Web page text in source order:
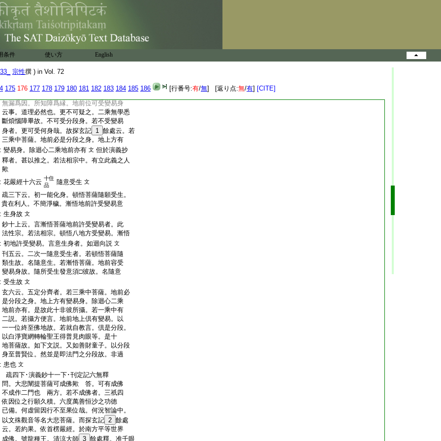
条件 使い方 English
宗性撰 ) in Vol. 72
175 176 177 178 179 180 181 182 183 184 185 186 [行番号:有/無] [返り点:無/有] [CITE]
問。法相宗意。漸悟菩薩地前可受變易身歟
答。可受變易身也 兩方。若地前受變易
身者。演義抄中。解漸悟地前許受變易意生
身故之疏釋云。言漸悟菩薩地前許受變易
者。此法性宗。若法相宗。頓悟八地方受變易。
漸悟初地許受變易 文
如此釋者。法相宗漸悟
學迴心向大之時。於地前位必可受變易身
也。如何
無漏爲因。所知障爲縁。地前位可受變易身
云事。道理必然也。更不可疑之。二乘無學悉
斷煩惱障畢故。不可受分段身。若不受變易
身者。更可受何身哉。故探玄記 1 餘處云。若
三乘中菩薩。地前必是分段之身。地上方有
變易身。除迴心二乘地前亦有 文 但於演義抄
釋者。甚以推之。若法相宗中。有立此義之人
歟
花嚴經十六云 十住
品
隨意受生 文
疏三下云。初一能化身。頓悟菩薩隨願受生。
貴在利人。不簡淨穢。漸悟地前許受變易意
生身故 文
鈔十上云。言漸悟菩薩地前許受變易者。此
法性宗。若法相宗。頓悟八地方受變易。漸悟
初地許受變易。言意生身者。如迴向説 文
刊五云。二次一隨意受生者。若頓悟菩薩隨
類生故。名隨意生。若漸悟菩薩。地前容受
變易身故。隨所受生發意須□彼故。名隨意
受生故 文
玄六云。五定分齊者。若三乘中菩薩。地前必
是分段之身。地上方有變易身。除迴心二乘
地前亦有。是故此十非彼所攝。若一乘中有
二説。若攝方便言。地前地上倶有變易。以
一一位終至佛地故。若就自教言。倶是分段。
以白淨寶網轉輪聖王得普見肉眼等。是十
地菩薩故。如下文説。又如善財童子。以分段
身至普賢位。然並是即法門之分段故。非過
患也 文
疏四下･演義鈔十一下･刊定記六無釋
問。大悲闡提菩薩可成佛歟 答。可有成佛
不成作二門也 兩方。若不成佛者。三祇四
依因位之行願久積。六度萬善恒沙之功徳
已備。何虚留因行不至果位哉。何況智論中。
以文殊觀音等名大悲菩薩。而探玄記 2 餘處
云。若約果。依首楞嚴經。於南方平等世界
成佛。號龍種王。清涼大師 3 餘處釋。准千眼